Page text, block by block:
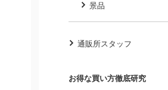
景品
通販所スタッフ
お得な買い方徹底研究